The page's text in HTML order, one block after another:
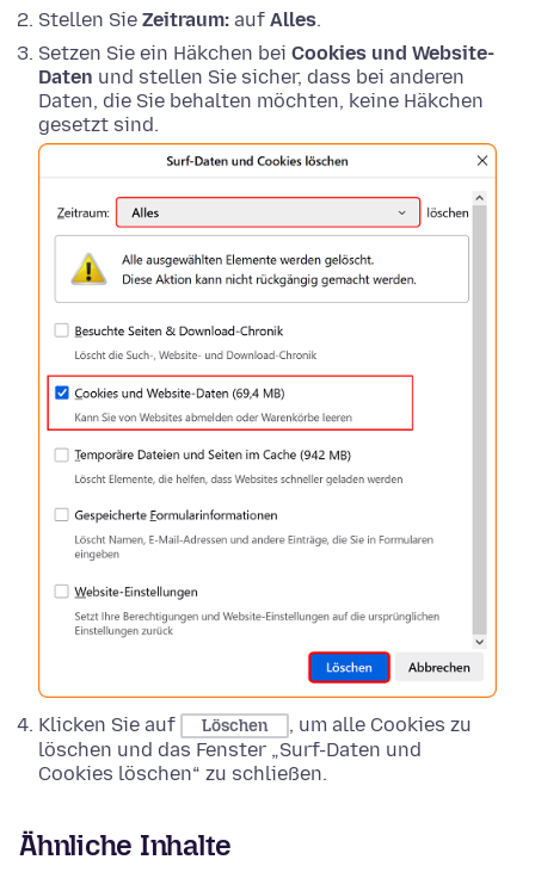
Stellen Sie Zeitraum: auf Alles.
Setzen Sie ein Häkchen bei Cookies und Website-
Daten und stellen Sie sicher, dass bei anderen
Daten, die Sie behalten möchten, keine Häkchen
gesetzt sind.
Klicken Sie auf Löschen
, um alle Cookies zu
löschen und das Fenster „Surf-Daten und
Cookies löschen“ zu schließen.
Ähnliche Inhalte